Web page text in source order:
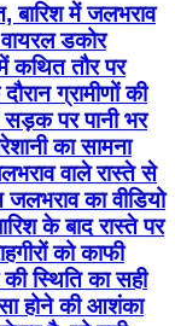
बारिश में जलभराव
डकोर
कथित तौर पर
ग्रामीणों की
सड़क पर पानी भर
का सामना
वाले रास्ते से
का वीडियो
के बाद रास्ते पर
को काफी
स्थिति का सही
होने की आशंका